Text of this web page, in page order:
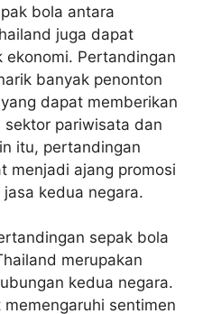
bola antara
juga dapat
ekonomi. Pertandingan
banyak penonton
dapat memberikan
sektor pariwisata dan
itu, pertandingan
menjadi ajang promosi
kedua negara.
sepak bola
merupakan
kedua negara.
sentimen